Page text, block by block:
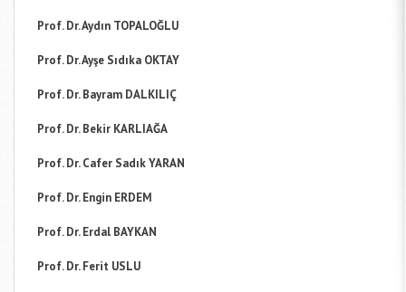
Prof. Dr. Aydın TOPALOĞLU
Prof. Dr. Ayşe Sıdıka OKTAY
Prof. Dr. Bayram DALKILIÇ
Prof. Dr. Bekir KARLIAĞA
Prof. Dr. Cafer Sadık YARAN
Prof. Dr. Engin ERDEM
Prof. Dr. Erdal BAYKAN
Prof. Dr. Ferit USLU